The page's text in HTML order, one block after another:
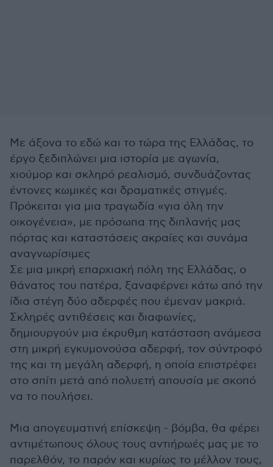
Με άξονα το εδώ και το τώρα της Ελλάδας, το
έργο ξεδιπλώνει μια ιστορία με αγωνία,
χιούμορ και σκληρό ρεαλισμό, συνδυάζοντας
έντονες κωμικές και δραματικές στιγμές.
Πρόκειται για μια τραγωδία «για όλη την
οικογένεια», με πρόσωπα της διπλανής μας
πόρτας και καταστάσεις ακραίες και συνάμα
αναγνωρίσιμες
Σε μια μικρή επαρχιακή πόλη της Ελλάδας, ο
θάνατος του πατέρα, ξαναφέρνει κάτω από την
ίδια στέγη δύο αδερφές που έμεναν μακριά.
Σκληρές αντιθέσεις και διαφωνίες,
δημιουργούν μια έκρυθμη κατάσταση ανάμεσα
στη μικρή εγκυμονούσα αδερφή, τον σύντροφό
της και τη μεγάλη αδερφή, η οποία επιστρέφει
στο σπίτι μετά από πολυετή απουσία με σκοπό
να το πουλήσει.
Μια απογευματινή επίσκεψη - βόμβα, θα φέρει
αντιμέτωπους όλους τους αντιήρωές μας με το
παρελθόν, το παρόν και κυρίως το μέλλον τους,